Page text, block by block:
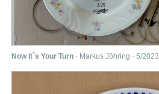
Now It`s Your Turn · Markus Jöhring · 5/2023